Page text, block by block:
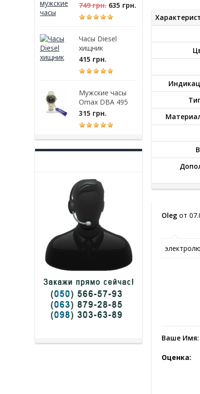
749 грн. 635 грн.
Часы Diesel
хищник
415 грн.
Мужские часы
Omax DBA 495
315 грн.
Oleg от
Ваше Имя:
Оценка: